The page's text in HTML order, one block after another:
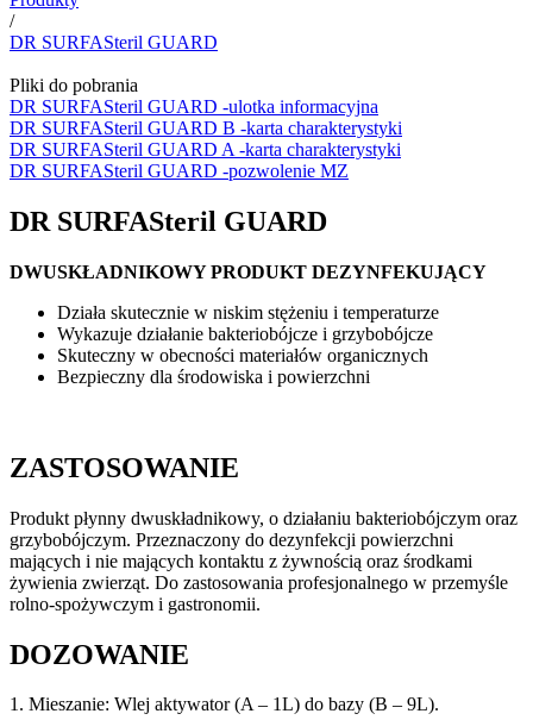
/
DR SURFASteril GUARD
Pliki do pobrania
DR SURFASteril GUARD -ulotka informacyjna
DR SURFASteril GUARD B -karta charakterystyki
DR SURFASteril GUARD A -karta charakterystyki
DR SURFASteril GUARD -pozwolenie MZ
DR SURFASteril GUARD
DWUSKŁADNIKOWY PRODUKT DEZYNFEKUJĄCY
Działa skutecznie w niskim stężeniu i temperaturze
Wykazuje działanie bakteriobójcze i grzybobójcze
Skuteczny w obecności materiałów organicznych
Bezpieczny dla środowiska i powierzchni
ZASTOSOWANIE
Produkt płynny dwuskładnikowy, o działaniu bakteriobójczym oraz
grzybobójczym. Przeznaczony do dezynfekcji powierzchni
mających i nie mających kontaktu z żywnością oraz środkami
żywienia zwierząt. Do zastosowania profesjonalnego w przemyśle
rolno-spożywczym i gastronomii.
DOZOWANIE
1. Mieszanie: Wlej aktywator (A – 1L) do bazy (B – 9L).